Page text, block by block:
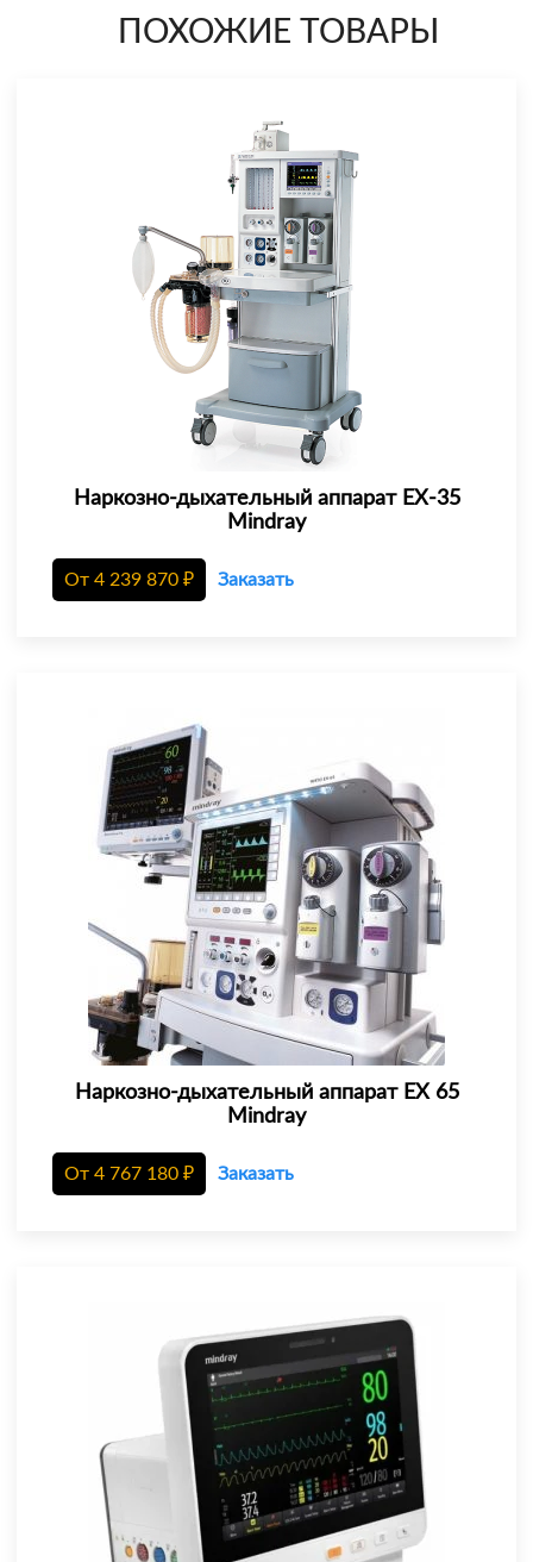
ПОХОЖИЕ ТОВАРЫ
Наркозно-дыхательный аппарат EX-35
Mindray
От 4 239 870 ₽ Заказать
Наркозно-дыхательный аппарат EX 65
Mindray
От 4 767 180 ₽ Заказать